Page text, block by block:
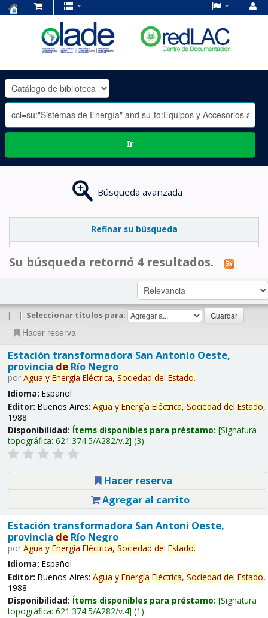
OLADE
-
Ir
Búsqueda avanzada
Refinar su búsqueda
Su búsqueda retornó 4 resultados.
| | Seleccionar títulos para:
Hacer reserva
Estación transformadora San Antonio Oeste,
provincia deRío Negro
por Agua y Energía Eléctrica, Sociedad del Estado.
Idioma: Español
Editor: Buenos Aires: Agua y Energía Eléctrica, Sociedad del Estado,
1988
Disponibilidad: Ítems disponibles para préstamo: Signatura
topográfica: 621.374.5/A282/v.2 (3).
Hacer reserva
Agregar al carrito
Estación transformadora San Antoni Oeste,
provincia deRío Negro
por Agua y Energía Eléctrica, Sociedad del Estado.
Idioma: Español
Editor: Buenos Aires: Agua y Energía Eléctrica, Sociedad del Estado,
1988
Disponibilidad: Ítems disponibles para préstamo: Signatura
topográfica: 621.374.5/A282/v.4 (1).